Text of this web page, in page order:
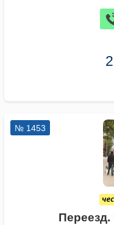
№ 1453
Переезд.